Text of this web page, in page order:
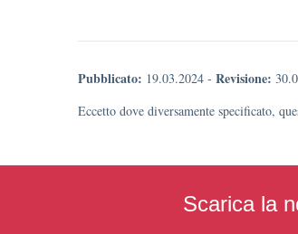
Pubblicato: 19.03.2024 - Revisione:
Eccetto dove diversamente specificato,
Scarica la